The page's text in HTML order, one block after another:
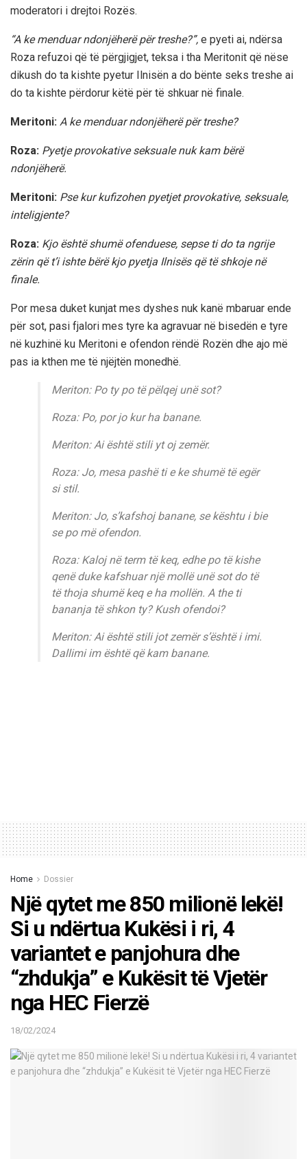
moderatori i drejtoi Rozës.
“A ke menduar ndonjëherë për treshe?”, e pyeti ai, ndërsa
Roza refuzoi që të përgjigjet, teksa i tha Meritonit që nëse
dikush do ta kishte pyetur Ilnisën a do bënte seks treshe ai
do ta kishte përdorur këtë për të shkuar në finale.
Meritoni: A ke menduar ndonjëherë për treshe?
Roza: Pyetje provokative seksuale nuk kam bërë
ndonjëherë.
Meritoni: Pse kur kufizohen pyetjet provokative, seksuale,
inteligjente?
Roza: Kjo është shumë ofenduese, sepse ti do ta ngrije
zërin që t’i ishte bërë kjo pyetja Ilnisës që të shkoje në
finale.
Por mesa duket kunjat mes dyshes nuk kanë mbaruar ende
për sot, pasi fjalori mes tyre ka agravuar në bisedën e tyre
në kuzhinë ku Meritoni e ofendon rëndë Rozën dhe ajo më
pas ia kthen me të njëjtën monedhë.
Meriton: Po ty po të pëlqej unë sot?
Roza: Po, por jo kur ha banane.
Meriton: Ai është stili yt oj zemër.
Roza: Jo, mesa pashë ti e ke shumë të egër
si stil.
Meriton: Jo, s’kafshoj banane, se kështu i bie
se po më ofendon.
Roza: Kaloj në term të keq, edhe po të kishe
qenë duke kafshuar një mollë unë sot do të
të thoja shumë keq e ha mollën. A the ti
bananja të shkon ty? Kush ofendoi?
Meriton: Ai është stili jot zemër s’është i imi.
Dallimi im është që kam banane.
Home Dossier
Një qytet me 850 milionë lekë!
Si u ndërtua Kukësi i ri, 4
variantet e panjohura dhe
“zhdukja” e Kukësit të Vjetër
nga HEC Fierzë
18/02/2024